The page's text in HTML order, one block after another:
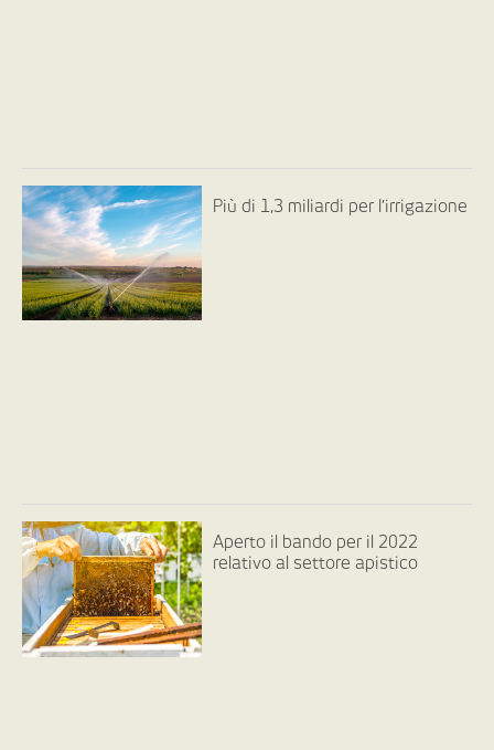
Più di 1,3 miliardi per l’irrigazione
Aperto il bando per il 2022
relativo al settore apistico